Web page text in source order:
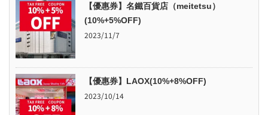
【優惠券】名鐵百貨店（meitetsu）
(10%+5%OFF)
2023/11/7
【優惠券】LAOX(10%+8%OFF)
2023/10/14